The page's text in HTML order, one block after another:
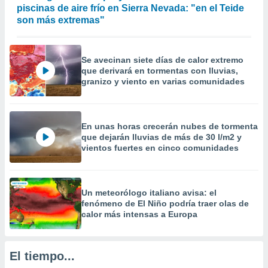
uso de
la
contenido
medir el
de la
el
de
o a través
de
de
uso de
con el
piscinas de aire frío en Sierra Nevada: "en el Teide
son más extremas"
Se avecinan siete días de calor extremo
que derivará en tormentas con lluvias,
granizo y viento en varias comunidades
En unas horas crecerán nubes de tormenta
que dejarán lluvias de más de 30 l/m2 y
vientos fuertes en cinco comunidades
Un meteorólogo italiano avisa: el
fenómeno de El Niño podría traer olas de
calor más intensas a Europa
El tiempo...